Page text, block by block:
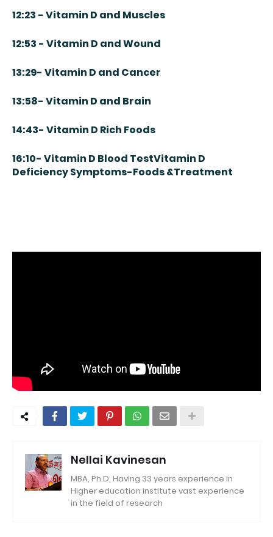
12:23 - Vitamin D and Muscles
12:53 - Vitamin D and Wound
13:29- Vitamin D and Cancer
13:58- Vitamin D and Brain
14:43- Vitamin D Rich Foods
16:10- Vitamin D Blood TestVitamin D
Deficiency Symptoms-Foods &Treatment
Nellai Kavinesan
MBA, Ph.D, Having 33 years experience in
Higher education institute vast experience
in the field of research